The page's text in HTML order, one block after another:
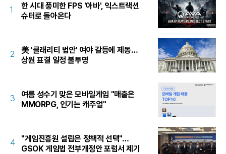
1
한 시대 풍미한 FPS '아바', 익스트랙션
슈터로 돌아온다
2
美 '클래리티 법안' 여야 갈등에 제동…
상원 표결 일정 불투명
3
여름 성수기 맞은 모바일게임 "매출은
MMORPG, 인기는 캐주얼"
4
"게임진흥원 설립은 정책적 선택"…
GSOK 게임법 전부개정안 포럼서 제기